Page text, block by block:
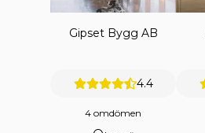
Gipset Bygg AB
4.4
4 omdömen